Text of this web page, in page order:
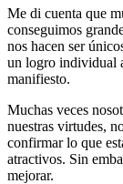
Me di cuenta que
conseguimos
nos hacen ser
un logro individual
manifiesto.
Muchas veces
nuestras virtudes,
confirmar lo que
atractivos. Sin
mejorar.